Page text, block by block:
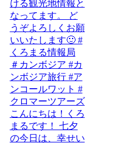
こんにちは！くろ
まるです！ 七夕
の今日は、幸せい